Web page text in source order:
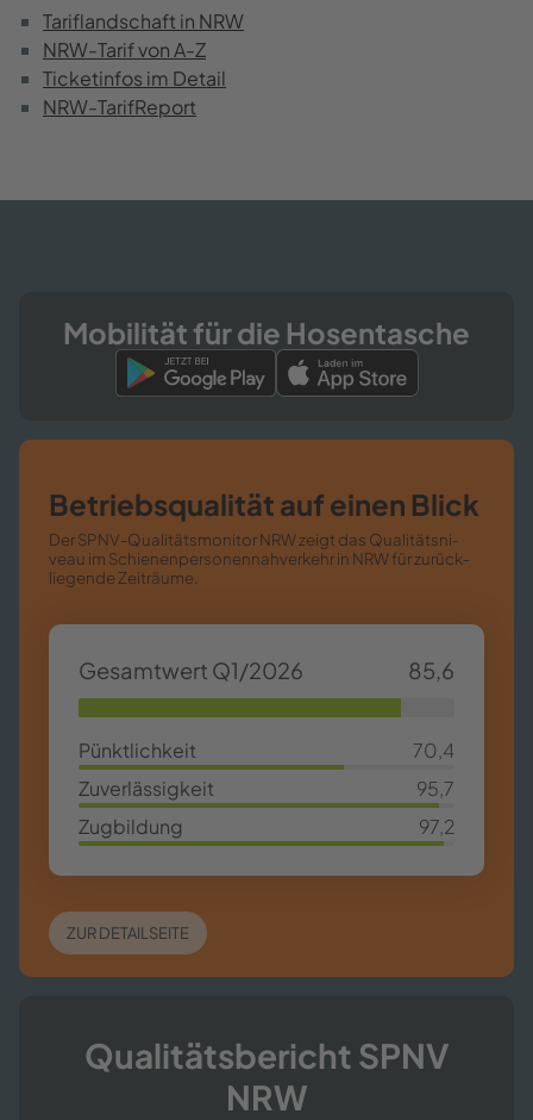
Ta­rif­land­schaft in NRW
NRW-​Tarif von A-Z
Ti­cket­in­fos im De­tail
NRW-​TarifReport
Mo­bi­li­tät für die Ho­sen­ta­sche
Be­triebs­qua­li­tät auf einen Blick
Der SPNV-​​Qualitätsmonitor NRW zeigt das Qua­li­täts­ni­
veau im Schie­nen­per­so­nen­nah­ver­kehr in NRW für zu­rück­
lie­gen­de Zeit­räu­me.
Ge­samt­wert Q1/2026
85,6
85,63%
Pünkt­lich­keit 70,4
70,4%
Zu­ver­läs­sig­keit
95,7
95,7%
Zug­bil­dung
97,2
97,2%
ZUR DE­TAIL­SEI­TE
Qua­li­täts­be­richt SPNV
NRW